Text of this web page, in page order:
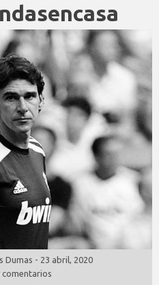
Dumas - 23 abril, 2020
comentarios